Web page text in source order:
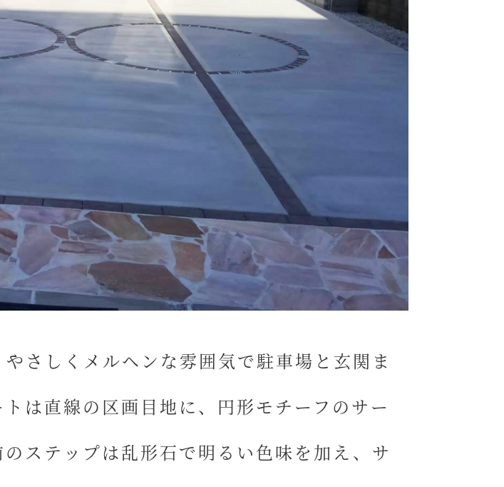
やさしくメルヘンな雰囲気で駐車場と玄関ま
は直線の区画目地に、 円形モチーフのサー
ステップは乱形石で明るい色味を加え、サ